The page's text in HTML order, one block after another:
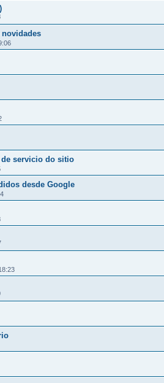
servicio do sitio
desde Google